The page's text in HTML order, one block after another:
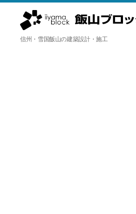
飯
信州・雪国飯山の建築設計・施工